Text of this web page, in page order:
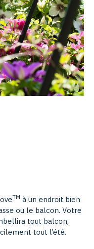
TM à un endroit bien
ou le balcon. Votre
tout balcon,
tout l’été.